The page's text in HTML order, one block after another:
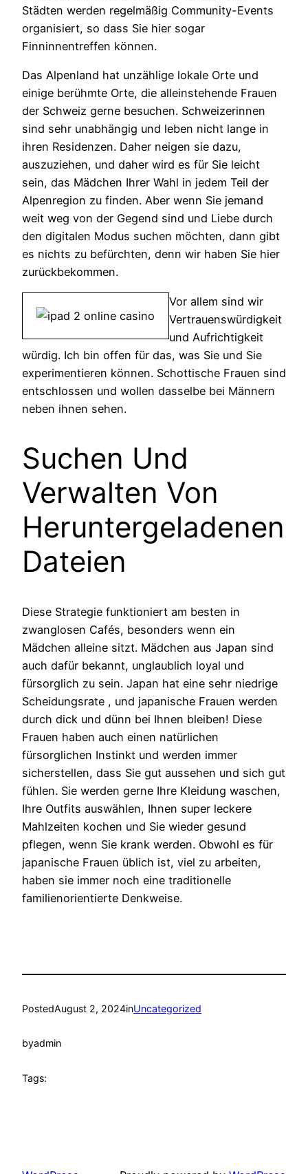
Städten werden regelmäßig Community-Events
organisiert, so dass Sie hier sogar
Finninnentreffen können.
Das Alpenland hat unzählige lokale Orte und
einige berühmte Orte, die alleinstehende Frauen
der Schweiz gerne besuchen. Schweizerinnen
sind sehr unabhängig und leben nicht lange in
ihren Residenzen. Daher neigen sie dazu,
auszuziehen, und daher wird es für Sie leicht
sein, das Mädchen Ihrer Wahl in jedem Teil der
Alpenregion zu finden. Aber wenn Sie jemand
weit weg von der Gegend sind und Liebe durch
den digitalen Modus suchen möchten, dann gibt
es nichts zu befürchten, denn wir haben Sie hier
zurückbekommen.
Vor allem sind wir
Vertrauenswürdigkeit
und Aufrichtigkeit
würdig. Ich bin offen für das, was Sie und Sie
experimentieren können. Schottische Frauen sind
entschlossen und wollen dasselbe bei Männern
neben ihnen sehen.
Suchen Und
Verwalten Von
Heruntergeladenen
Dateien
Diese Strategie funktioniert am besten in
zwanglosen Cafés, besonders wenn ein
Mädchen alleine sitzt. Mädchen aus Japan sind
auch dafür bekannt, unglaublich loyal und
fürsorglich zu sein. Japan hat eine sehr niedrige
Scheidungsrate , und japanische Frauen werden
durch dick und dünn bei Ihnen bleiben! Diese
Frauen haben auch einen natürlichen
fürsorglichen Instinkt und werden immer
sicherstellen, dass Sie gut aussehen und sich gut
fühlen. Sie werden gerne Ihre Kleidung waschen,
Ihre Outfits auswählen, Ihnen super leckere
Mahlzeiten kochen und Sie wieder gesund
pflegen, wenn Sie krank werden. Obwohl es für
japanische Frauen üblich ist, viel zu arbeiten,
haben sie immer noch eine traditionelle
familienorientierte Denkweise.
PostedAugust 2, 2024inUncategorized
byadmin
Tags: